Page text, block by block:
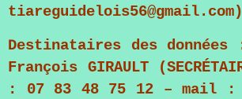
tiareguidelois56@gmail.com)
Destinataires des données
François GIRAULT
: 07 83 48 75 12 – mail :